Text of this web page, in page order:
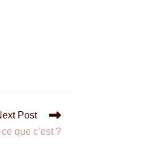
Post
que c’est ?